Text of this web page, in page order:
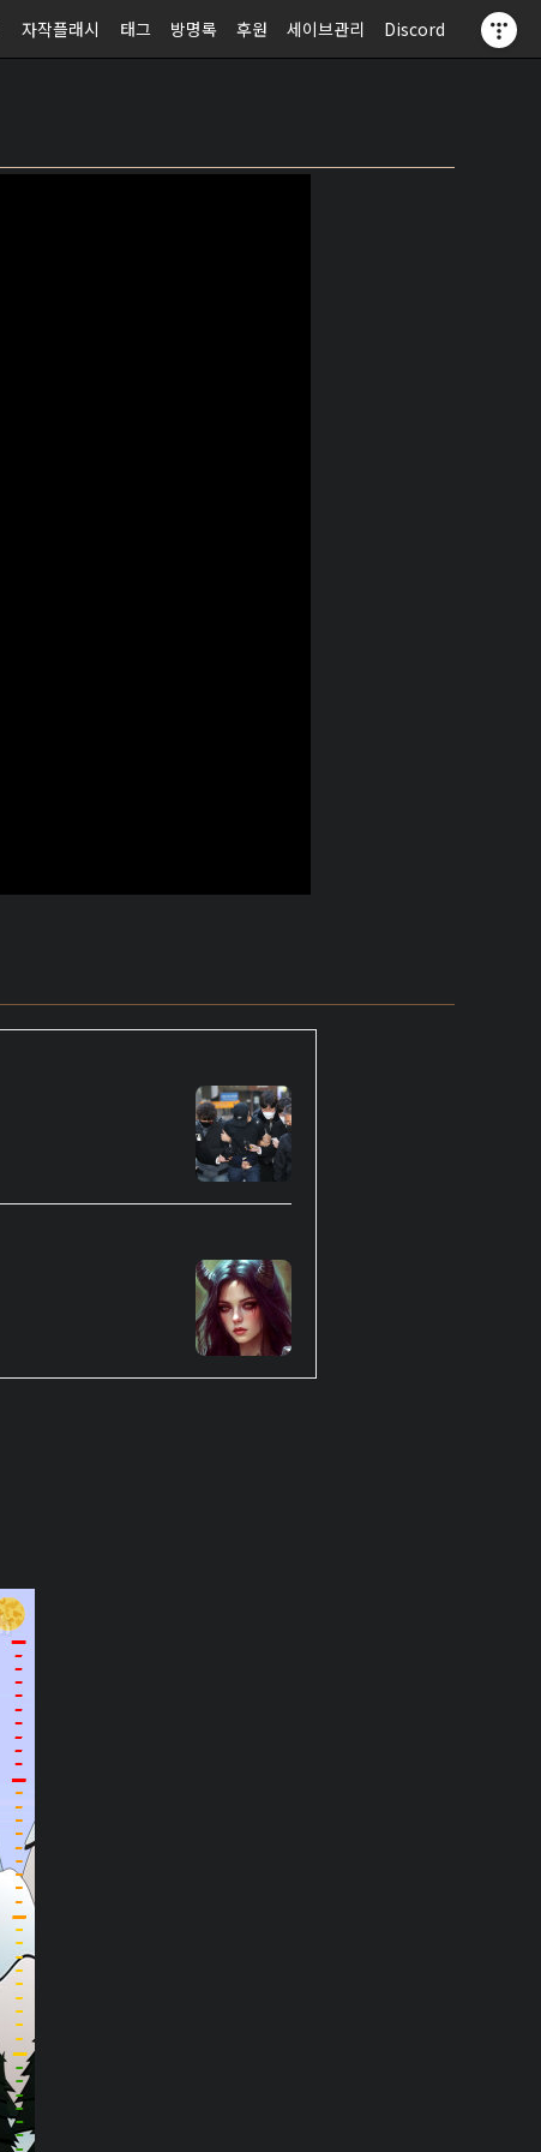
자작플래시 태그 방명록 후원 세이브관리 Discord